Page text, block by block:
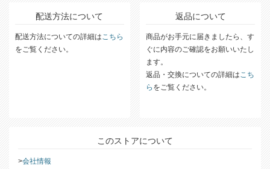
配送方法について
配送方法についての詳細はこちら
をご覧ください。
返品について
商品がお手元に届きましたら、す
ぐに内容のご確認をお願いいたし
ます。
返品・交換についての詳細はこち
ら をご覧ください。
このストアについて
会社情報